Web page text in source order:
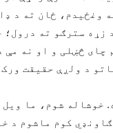
وغځیدم، ځان ته د
زړه سترګو ته درول؛
چای څښلی و او نه مې
د ولږې حقیقت
خوشاله شوم، ما
کوم ماشوم د